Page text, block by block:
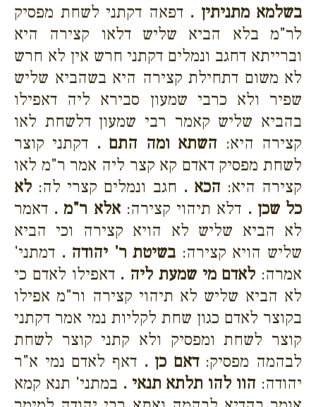
בשלמא מתניתין . דפאה דקתני לשחת מפסיק
לר"מ בלא הביא שליש דלאו קצירה היא
וברייתא דחגב ונמלים דקתני חרש אין לא חרש
לא משום דתחילת קצירה היא בשהביא שליש
שפיר ולא כרבי שמעון סבירא ליה דאפילו
בהביא שליש קאמר רבי שמעון דלשחת לאו
קצירה היא: השתא ומה התם . דקתני קוצר
לשחת מפסיק דאדם קא קצר ליה אמר ר"מ לאו
קצירה היא: הכא . חגב ונמלים קצרי לה: לא
כל שכן . דלא תיהוי קצירה:אלא ר"מ . דאמר
לא הביא שליש לא הויא קצירה וכי הביא
שליש הויא קצירה: בשיטת ר' יהודה . דמתני'
אמרה: לאדם מי שמעת ליה . דאפילו לאדם כי
לא הביא שליש לא תיהוי קצירה ור"מ אפילו
בקוצר לאדם כגון שחת לקליות נמי אמר דקתני
קוצר לשחת ומפסיק ולא קתני קוצר לשחת
לבהמה מפסיק:דאם כן . דאף לאדם נמי א"ר
יהודה: הוו להו תלתא תנאי . במתני' תנא קמא